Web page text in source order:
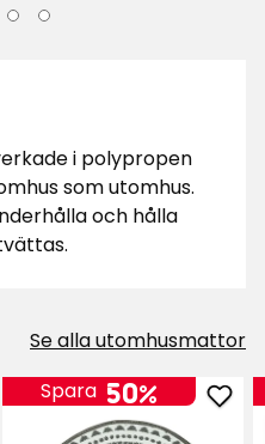
recensioner
i polypropen
som utomhus.
och hålla
Se alla utomhusmattor
Spara 50%
Lägg